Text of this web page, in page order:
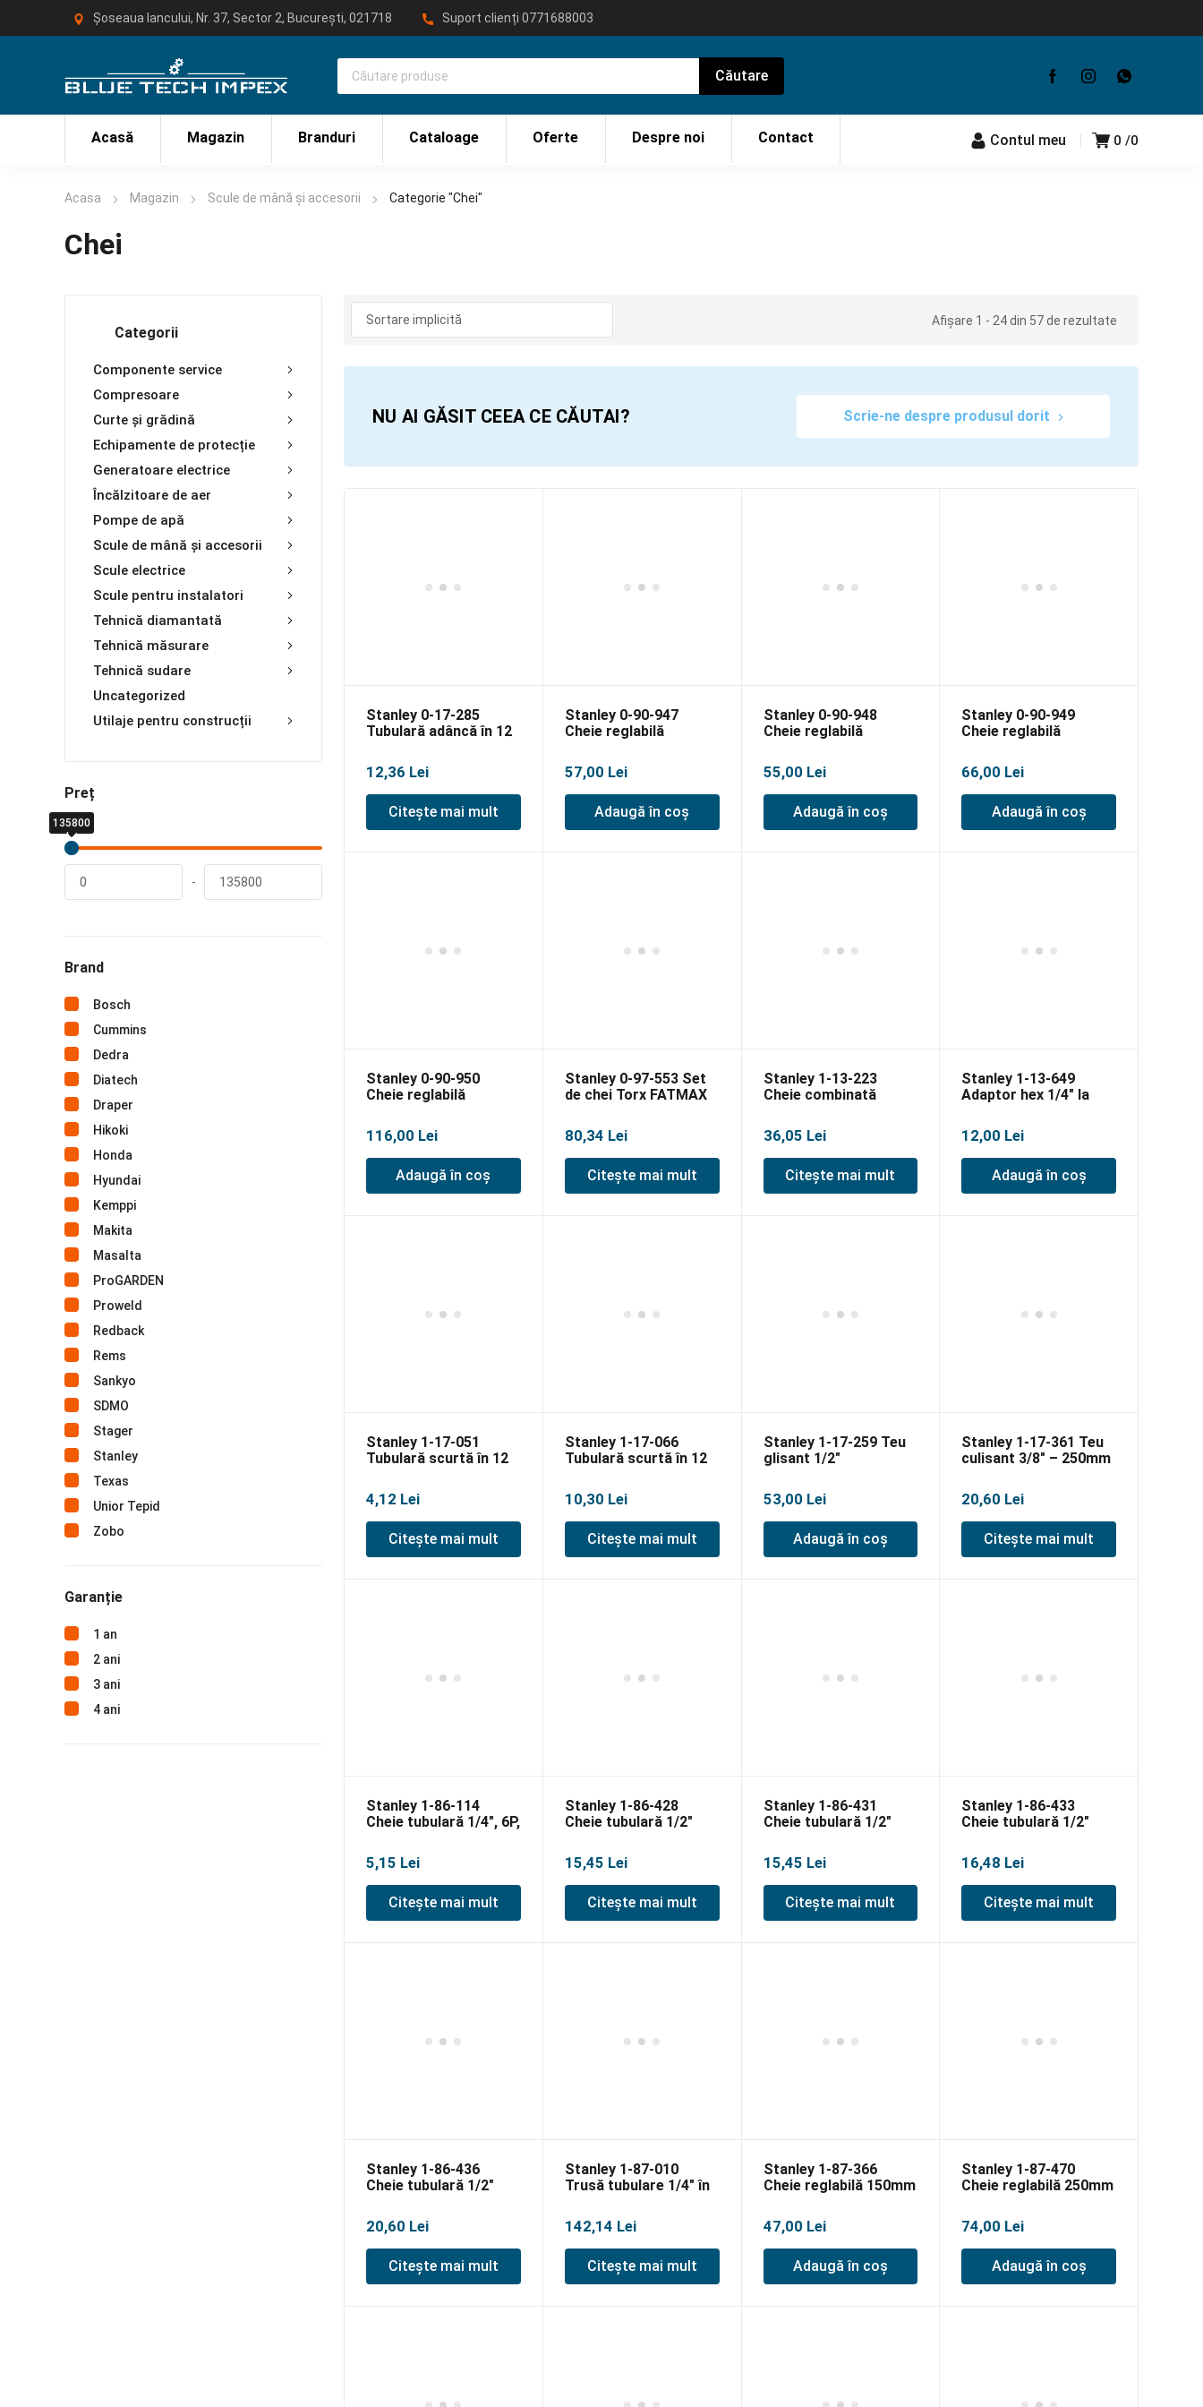
Șoseaua Iancului, Nr. 37, Sector 2, București, 021718 Suport clienți 0771688003
Acasă Magazin Branduri Cataloage Oferte Despre noi Contact 0 0
Contul meu
Acasa Magazin Scule de mână și accesorii Categorie "Chei"
Chei
Categorii
Componente service
Compresoare
Curte și grădină
Echipamente de protecție
Generatoare electrice
Încălzitoare de aer
Pompe de apă
Scule de mână și accesorii
Scule electrice
Scule pentru instalatori
Tehnică diamantată
Tehnică măsurare
Tehnică sudare
Uncategorized
Utilaje pentru construcții
Preț
0
lei
135800
lei
-
Brand
Bosch
Cummins
Dedra
Diatech
Draper
Hikoki
Honda
Hyundai
Kemppi
Makita
Masalta
ProGARDEN
Proweld
Redback
Rems
Sankyo
SDMO
Stager
Stanley
Texas
Unior Tepid
Zobo
Garanție
1 an
2 ani
3 ani
4 ani
Afișare 1 - 24 din 57 de rezultate
NU AI GĂSIT CEEA CE CĂUTAI? Scrie-ne despre produsul dorit
Stanley 0-17-285
Tubulară adâncă în 12
12,36 Lei
Citește mai mult
Stanley 0-90-947
Cheie reglabilă
57,00 Lei
Adaugă în coș
Stanley 0-90-948
Cheie reglabilă
55,00 Lei
Adaugă în coș
Stanley 0-90-949
Cheie reglabilă
66,00 Lei
Adaugă în coș
Stanley 0-90-950
Cheie reglabilă
116,00 Lei
Adaugă în coș
Stanley 0-97-553 Set
de chei Torx FATMAX
40
80,34 Lei
Citește mai mult
Stanley 1-13-223
Cheie combinată
36,05 Lei
Citește mai mult
Stanley 1-13-649
Adaptor hex 1/4″ la
tubulare
12,00 Lei
Adaugă în coș
Stanley 1-17-051
Tubulară scurtă în 12
4,12 Lei
Citește mai mult
Stanley 1-17-066
Tubulară scurtă în 12
10,30 Lei
Citește mai mult
Stanley 1-17-259 Teu
glisant 1/2″
53,00 Lei
Adaugă în coș
Stanley 1-17-361 Teu
culisant 3/8″ – 250mm
20,60 Lei
Citește mai mult
Stanley 1-86-114
Cheie tubulară 1/4″, 6P,
5,15 Lei
Citește mai mult
Stanley 1-86-428
Cheie tubulară 1/2″
15,45 Lei
Citește mai mult
Stanley 1-86-431
Cheie tubulară 1/2″
15,45 Lei
Citește mai mult
Stanley 1-86-433
Cheie tubulară 1/2″
16,48 Lei
Citește mai mult
Stanley 1-86-436
Cheie tubulară 1/2″
20,60 Lei
Citește mai mult
Stanley 1-87-010
Trusă tubulare 1/4″ în
142,14 Lei
Citește mai mult
Stanley 1-87-366
Cheie reglabilă 150mm
47,00 Lei
Adaugă în coș
Stanley 1-87-470
Cheie reglabilă 250mm
74,00 Lei
Adaugă în coș